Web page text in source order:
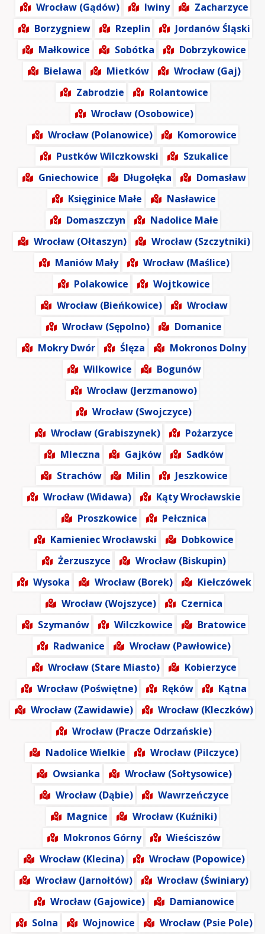
Wrocław (Gądów)
Iwiny
Zacharzyce
Borzygniew
Rzeplin
Jordanów Śląski
Małkowice
Sobótka
Dobrzykowice
Bielawa
Mietków
Wrocław (Gaj)
Zabrodzie
Rolantowice
Wrocław (Osobowice)
Wrocław (Polanowice)
Komorowice
Pustków Wilczkowski
Szukalice
Gniechowice
Długołęka
Domasław
Księginice Małe
Nasławice
Domaszczyn
Nadolice Małe
Wrocław (Ołtaszyn)
Wrocław (Szczytniki)
Maniów Mały
Wrocław (Maślice)
Polakowice
Wojtkowice
Wrocław (Bieńkowice)
Wrocław
Wrocław (Sępolno)
Domanice
Mokry Dwór
Ślęza
Mokronos Dolny
Wilkowice
Bogunów
Wrocław (Jerzmanowo)
Wrocław (Swojczyce)
Wrocław (Grabiszynek)
Pożarzyce
Mleczna
Gajków
Sadków
Strachów
Milin
Jeszkowice
Wrocław (Widawa)
Kąty Wrocławskie
Proszkowice
Pełcznica
Kamieniec Wrocławski
Dobkowice
Żerzuszyce
Wrocław (Biskupin)
Wysoka
Wrocław (Borek)
Kiełczówek
Wrocław (Wojszyce)
Czernica
Szymanów
Wilczkowice
Bratowice
Radwanice
Wrocław (Pawłowice)
Wrocław (Stare Miasto)
Kobierzyce
Wrocław (Poświętne)
Ręków
Kątna
Wrocław (Zawidawie)
Wrocław (Kleczków)
Wrocław (Pracze Odrzańskie)
Nadolice Wielkie
Wrocław (Pilczyce)
Owsianka
Wrocław (Sołtysowice)
Wrocław (Dąbie)
Wawrzeńczyce
Magnice
Wrocław (Kuźniki)
Mokronos Górny
Wieściszów
Wrocław (Klecina)
Wrocław (Popowice)
Wrocław (Jarnołtów)
Wrocław (Świniary)
Wrocław (Gajowice)
Damianowice
Solna
Wojnowice Wrocław (Psie Pole)